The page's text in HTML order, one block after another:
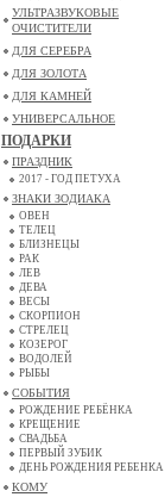
УЛЬТРАЗВУКОВЫЕ
ОЧИСТИТЕЛИ
ДЛЯ СЕРЕБРА
ДЛЯ ЗОЛОТА
ДЛЯ КАМНЕЙ
УНИВЕРСАЛЬНОЕ
ПОДАРКИ
ПРАЗДНИК
2017 - ГОД ПЕТУХА
ЗНАКИ ЗОДИАКА
ОВЕН
ТЕЛЕЦ
БЛИЗНЕЦЫ
РАК
ЛЕВ
ДЕВА
ВЕСЫ
СКОРПИОН
СТРЕЛЕЦ
КОЗЕРОГ
ВОДОЛЕЙ
РЫБЫ
СОБЫТИЯ
РОЖДЕНИЕ РЕБЁНКА
КРЕЩЕНИЕ
СВАДЬБА
ПЕРВЫЙ ЗУБИК
ДЕНЬ РОЖДЕНИЯ РЕБЕНКА
КОМУ